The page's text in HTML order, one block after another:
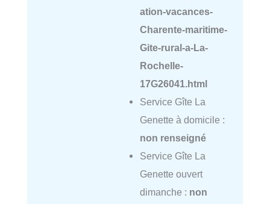
ation-vacances-
Charente-maritime-
Gite-rural-a-La-
Rochelle-
17G26041.html
Service Gîte La
Genette à domicile :
non renseigné
Service Gîte La
Genette ouvert
dimanche : non